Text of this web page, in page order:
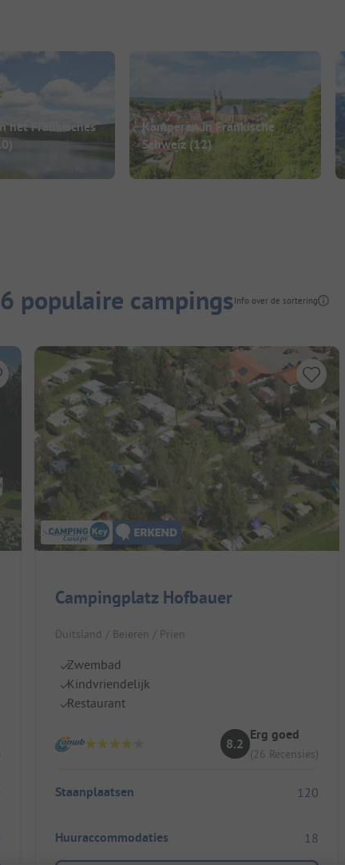
het Fränkisches
Kamperen in Fränkische
Schweiz (12)
populaire campingsInfo over de sortering
Campingplatz Hofbauer
Duitsland / Beieren / Prien
Zwembad
Kindvriendelijk
Restaurant
8.2
Erg goed
(26 Recensies)
Staanplaatsen 120
Huuraccommodaties 18